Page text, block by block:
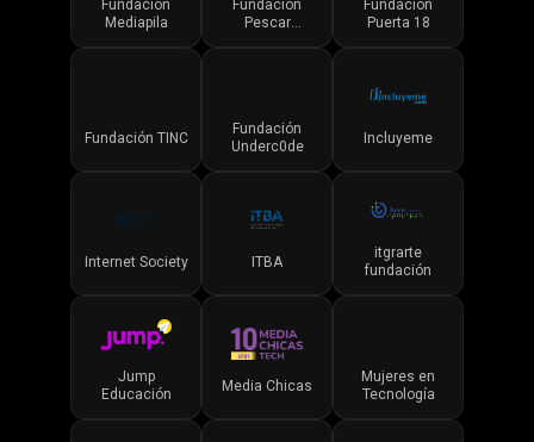
Fundación
Mediapila
Fundación
Pescar
Fundación
Puerta 18
Fundación TINC
Fundación
Underc0de
Incluyeme
Internet Society ITBA
itgrarte
fundación
Jump
Educación
Media Chicas
Mujeres en
Tecnología